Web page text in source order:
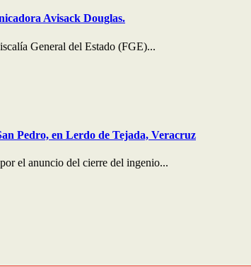
Avisack Douglas.
General del Estado (FGE)...
Pedro, en Lerdo de Tejada, Veracruz
el anuncio del cierre del ingenio...